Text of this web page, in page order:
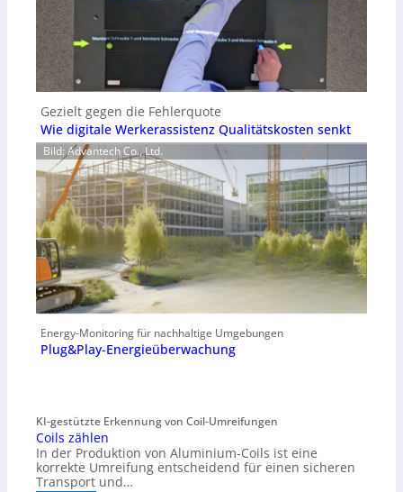
Gezielt gegen die Fehlerquote
Wie digitale Werkerassistenz Qualitätskosten senkt
Bild: Advantech Co., Ltd.
Energy-Monitoring für nachhaltige Umgebungen
Plug&Play-Energieüberwachung
KI-gestützte Erkennung von Coil-Umreifungen
Coils zählen
In der Produktion von Aluminium-Coils ist eine
korrekte Umreifung entscheidend für einen sicheren
Transport und…